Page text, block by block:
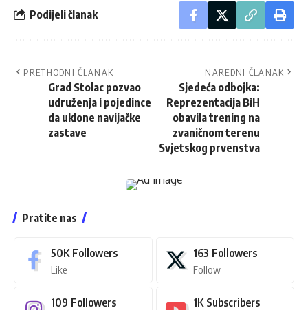
Podijeli članak
PRETHODNI ČLANAK
Grad Stolac pozvao
udruženja i pojedince
da uklone navijačke
zastave
NAREDNI ČLANAK
Sjedeća odbojka:
Reprezentacija BiH
obavila trening na
zvaničnom terenu
Svjetskog prvenstva
Pratite nas
50K Followers
Like
163 Followers
Follow
109 Followers 1K Subscribers